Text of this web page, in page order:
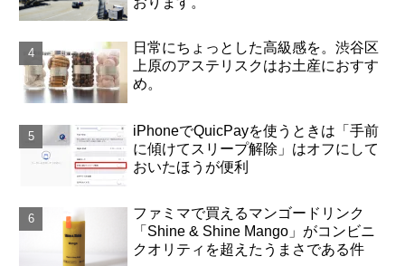
日常にちょっとした高級感を。渋谷区
上原のアステリスクはお土産におすす
め。
iPhoneでQuicPayを使うときは「手前
に傾けてスリープ解除」はオフにして
おいたほうが便利
ファミマで買えるマンゴードリンク
「Shine & Shine Mango」がコンビニ
クオリティを超えたうまさである件